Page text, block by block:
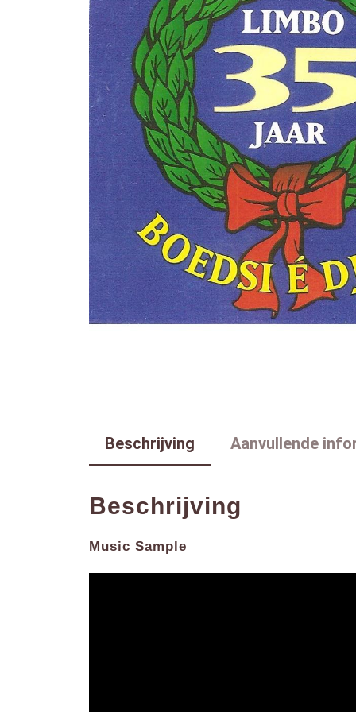
Beschrijving Aanvullende
Beschrijving
Music Sample